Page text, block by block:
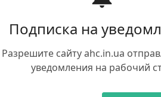
Подписка на
Разрешите сайту ahc.in.ua
уведомления на рабочий